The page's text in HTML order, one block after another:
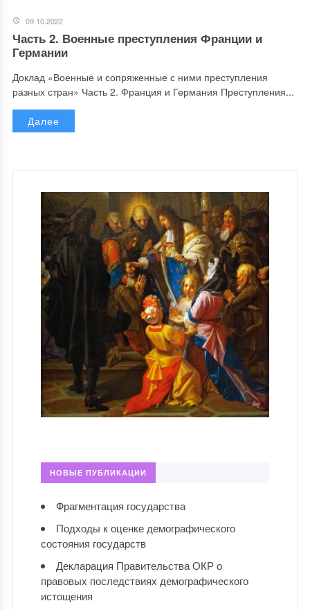
09.10.2022
Часть 2. Военные преступления Франции и
Германии
Доклад «Военные и сопряженные с ними преступления
разных стран» Часть 2. Франция и Германия Преступления...
Далее
НОВЫЕ ПУБЛИКАЦИИ
Фрагментация государства
Подходы к оценке демографического
состояния государств
Декларация Правительства ОКР о
правовых последствиях демографического
истощения